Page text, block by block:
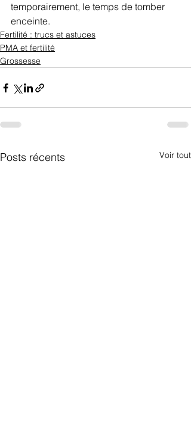
temporairement, le temps de tomber
enceinte.
Fertilité : trucs et astuces
PMA et fertilité
Grossesse
Posts récents Voir tout